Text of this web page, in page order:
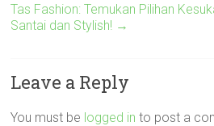
Tas Fashion: Temukan Pilihan
Santai dan Stylish! →
Leave a Reply
You must be logged in to post a